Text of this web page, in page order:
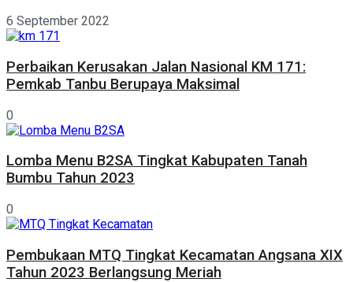
6 September 2022
Perbaikan Kerusakan Jalan Nasional KM 171:
Pemkab Tanbu Berupaya Maksimal
0
Lomba Menu B2SA Tingkat Kabupaten Tanah
Bumbu Tahun 2023
0
Pembukaan MTQ Tingkat Kecamatan Angsana XIX
Tahun 2023 Berlangsung Meriah